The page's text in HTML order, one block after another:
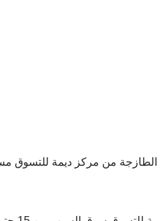
الطازجة من مركز ديمة